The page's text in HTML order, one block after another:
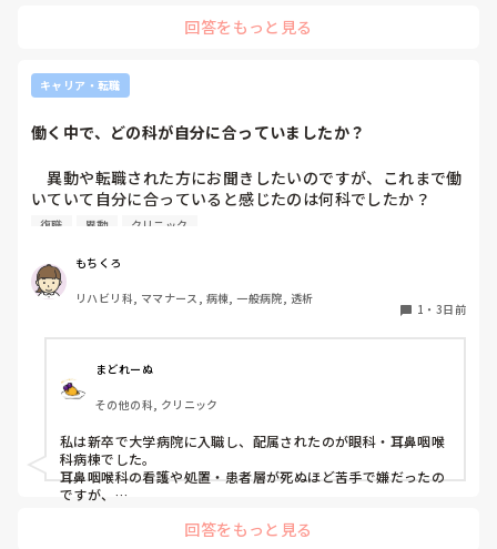
回答をもっと見る
キャリア・転職
働く中で、どの科が自分に合っていましたか？
異動や転職された方にお聞きしたいのですが、これまで働
いていて自分に合っていると感じたのは何科でしたか？
また、どんなところが合っていると感じましたか？
私はこれまで脳神経外科、リハビリ科、透析室と経験しまし
たが、どこもしっくり来なくて悩んでいます…。次回の転職
の参考にさせていただきたいです😭
復職 異動 クリニック
もちくろ
リハビリ科, ママナース, 病棟, 一般病院, 透析
1 ・ 3日前
まどれーぬ
その他の科, クリニック
私は新卒で大学病院に入職し、配属されたのが眼科・耳鼻咽喉
科病棟でした。
耳鼻咽喉科の看護や処置・患者層が死ぬほど苦手で嫌だったの
ですが、
回答をもっと見る